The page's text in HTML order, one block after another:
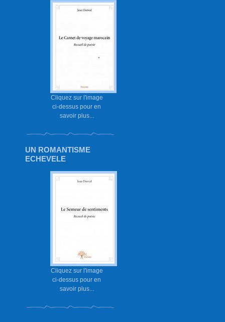
Cliquez sur l'image
ci-dessus pour en
savoir plus...
UN ROMANTISME
ECHEVELE
Cliquez sur l'image
ci-dessus pour en
savoir plus...